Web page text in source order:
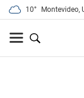
10° Montevideo,